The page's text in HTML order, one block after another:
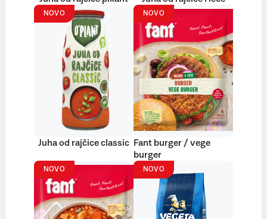
NOVO
Juha od rajčice classic
NOVO
Fant burger / vege
burger
NOVO NOVO